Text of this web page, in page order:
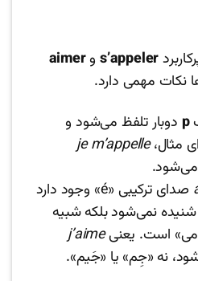
s’appeler وaimer
نکات مهمی دارد.
p دوبار تلفظ می‌شود و
مثال،je m’appelle
می‌شود.
صدای ترکیبی «é» وجود دارد
شنیده نمی‌شود بلکه شبیه
است. یعنیj’aime
نه «جِم» یا «جَیم».